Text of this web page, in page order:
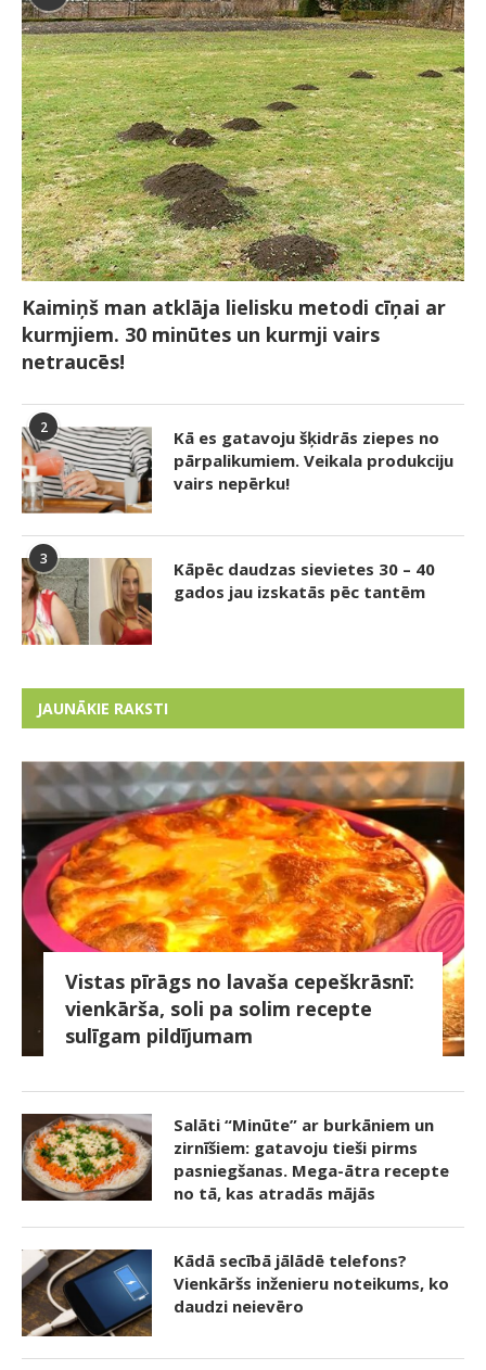
Kaimiņš man atklāja lielisku metodi cīņai ar
kurmjiem. 30 minūtes un kurmji vairs
netraucēs!
2
Kā es gatavoju šķidrās ziepes no
pārpalikumiem. Veikala produkciju
vairs nepērku!
3
Kāpēc daudzas sievietes 30 – 40
gados jau izskatās pēc tantēm
JAUNĀKIE RAKSTI
Vistas pīrāgs no lavaša cepeškrāsnī:
vienkārša, soli pa solim recepte
sulīgam pildījumam
Salāti “Minūte” ar burkāniem un
zirnīšiem: gatavoju tieši pirms
pasniegšanas. Mega-ātra recepte
no tā, kas atradās mājās
Kādā secībā jālādē telefons?
Vienkāršs inženieru noteikums, ko
daudzi neievēro